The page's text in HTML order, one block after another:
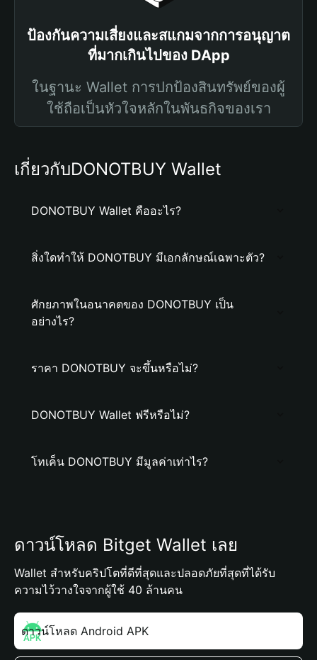
ป้องกันความเสี่ยงและสแกมจากการอนุญาต
ที่มากเกินไปของ DApp
ในฐานะ Wallet การปกป้องสินทรัพย์ของผู้
ใช้ถือเป็นหัวใจหลักในพันธกิจของเรา
เกี่ยวกับDONOTBUY Wallet
DONOTBUY Wallet คืออะไร?
สิ่งใดทำให้ DONOTBUY มีเอกลักษณ์เฉพาะตัว?
ศักยภาพในอนาคตของ DONOTBUY เป็น
อย่างไร?
ราคา DONOTBUY จะขึ้นหรือไม่?
DONOTBUY Wallet ฟรีหรือไม่?
โทเค็น DONOTBUY มีมูลค่าเท่าไร?
ดาวน์โหลด Bitget Wallet เลย
Wallet สำหรับคริปโตที่ดีที่สุดและปลอดภัยที่สุดที่ได้รับ
ความไว้วางใจจากผู้ใช้ 40 ล้านคน
ดาวน์โหลด Android APK